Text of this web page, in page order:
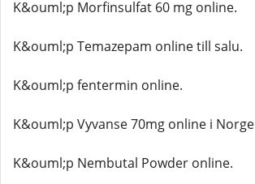
K&ouml;p Morfinsulfat 60 mg online.
K&ouml;p Temazepam online till salu.
K&ouml;p fentermin online.
K&ouml;p Vyvanse 70mg online i Norge
K&ouml;p Nembutal Powder online.